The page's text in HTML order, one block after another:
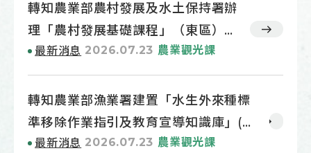
轉知農業部農村發展及水土保持署辦
理「農村發展基礎課程」（東區）簡
章1份
最新消息 2026.07.23 農業觀光課
轉知農業部漁業署建置「水生外來種標
準移除作業指引及教育宣導知識庫」(網
址最新消息 2026.07.23 農業觀光課